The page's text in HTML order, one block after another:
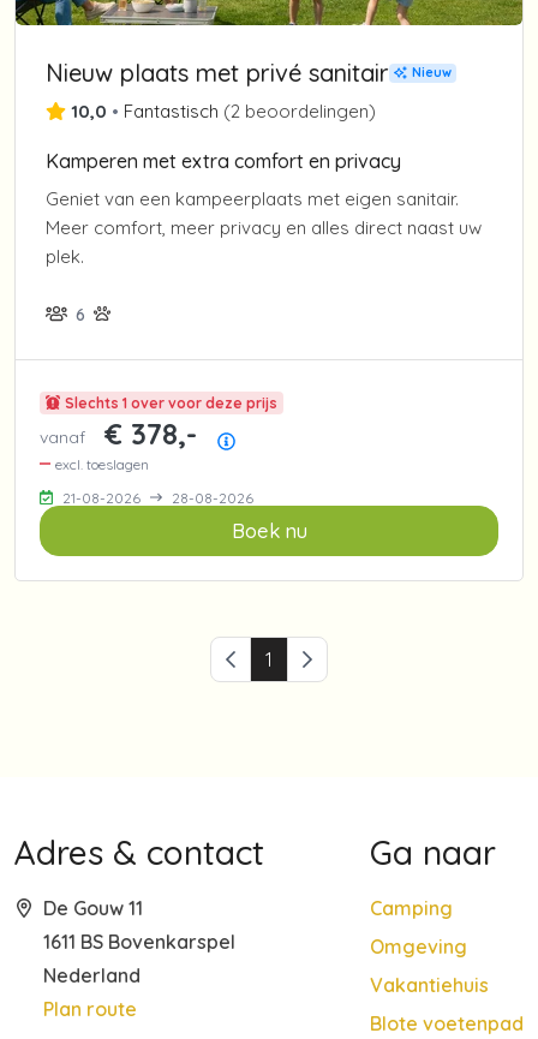
Nieuw plaats met privé sanitair Nieuw
10,0 • Fantastisch (2 beoordelingen)
Kamperen met extra comfort en privacy
Geniet van een kampeerplaats met eigen sanitair.
Meer comfort, meer privacy en alles direct naast uw
plek.
6
Slechts 1 over voor deze prijs
vanaf € 378,-
excl. toeslagen
21-08-2026
28-08-2026
Boek nu
Vorige pagina
1 Volgende pagina
Adres & contact
De Gouw 11
1611 BS Bovenkarspel
Nederland
Plan route
Ga naar
Camping
Omgeving
Vakantiehuis
Blote voetenpad